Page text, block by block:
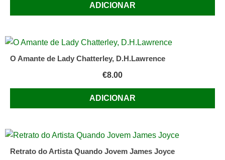
ADICIONAR
O Amante de Lady Chatterley, D.H.Lawrence
€8.00
ADICIONAR
Retrato do Artista Quando Jovem James Joyce